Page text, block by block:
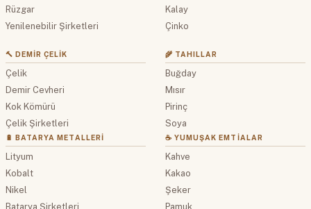
Rüzgar
Yenilenebilir Şirketleri
Kalay
Çinko
🔨 DEMIR ÇELIK
Çelik
Demir Cevheri
Kok Kömürü
Çelik Şirketleri
🔋 BATARYA METALLERI
Lityum
Kobalt
Nikel
Batarya Şirketleri
🌾 TAHILLAR
Buğday
Mısır
Pirinç
Soya
☕ YUMUŞAK EMTIALAR
Kahve
Kakao
Şeker
Pamuk